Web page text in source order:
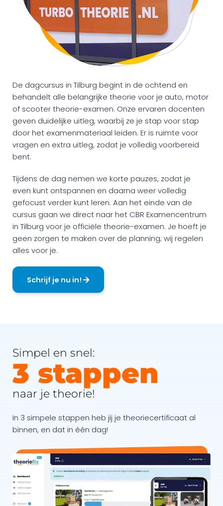
De dagcursus in Tilburg begint in de ochtend en
behandelt alle belangrijke theorie voor je auto, motor
of scooter theorie-examen. Onze ervaren docenten
geven duidelijke uitleg, waarbij ze je stap voor stap
door het examenmateriaal leiden. Er is ruimte voor
vragen en extra uitleg, zodat je volledig voorbereid
bent.
Tijdens de dag nemen we korte pauzes, zodat je
even kunt ontspannen en daarna weer volledig
gefocust verder kunt leren. Aan het einde van de
cursus gaan we direct naar het CBR Examencentrum
in Tilburg voor je officiële theorie-examen. Je hoeft je
geen zorgen te maken over de planning; wij regelen
alles voor je.
Schrijf je nu in!
Simpel en snel:
3 stappen
naar je theorie!
In 3 simpele stappen heb jij je theoriecertificaat al
binnen, en dat in één dag!